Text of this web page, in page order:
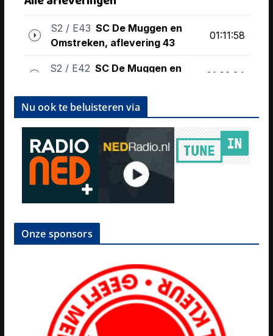
Nu ook te beluisteren via
Onze sponsors